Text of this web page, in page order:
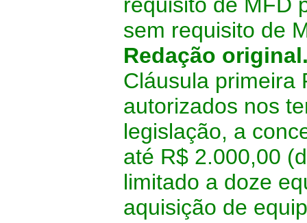
sem requisito de
Redação
Cláusula primeira
autorizados nos
legislação, a
até R$ 2.000,00
limitado a doze
aquisição de